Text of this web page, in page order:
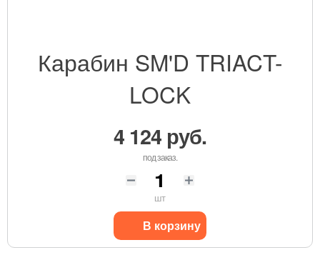
Карабин SM'D TRIACT-
LOCK
4 124 руб.
под заказ.
шт
В корзину